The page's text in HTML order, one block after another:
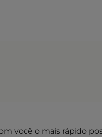
você o mais rápido